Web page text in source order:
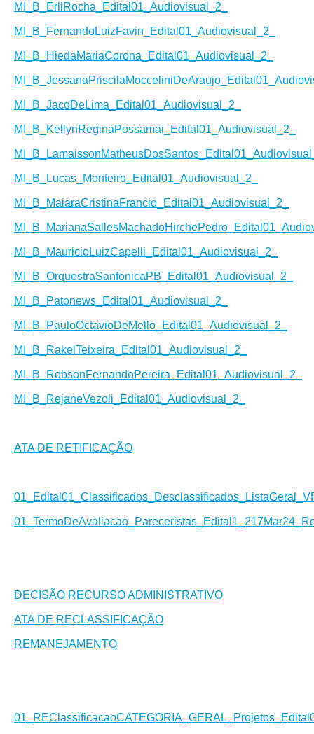
MI_B_ErliRocha_Edital01_Audiovisual_2_
MI_B_FernandoLuizFavin_Edital01_Audiovisual_2_
MI_B_HiedaMariaCorona_Edital01_Audiovisual_2_
MI_B_JacoDeLima_Edital01_Audiovisual_2_
MI_B_KellynReginaPossamai_Edital01_Audiovisual_2_
MI_B_Lucas_Monteiro_Edital01_Audiovisual_2_
MI_B_MaiaraCristinaFrancio_Edital01_Audiovisual_2_
MI_B_MauricioLuizCapelli_Edital01_Audiovisual_2_
MI_B_OrquestraSanfonicaPB_Edital01_Audiovisual_2_
MI_B_Patonews_Edital01_Audiovisual_2_
MI_B_PauloOctavioDeMello_Edital01_Audiovisual_2_
MI_B_RakelTeixeira_Edital01_Audiovisual_2_
MI_B_RobsonFernandoPereira_Edital01_Audiovisual_2_
MI_B_RejaneVezoli_Edital01_Audiovisual_2_
ATA DE RETIFICAÇÃO
DECISÃO RECURSO ADMINISTRATIVO
ATA DE RECLASSIFICAÇÃO
REMANEJAMENTO